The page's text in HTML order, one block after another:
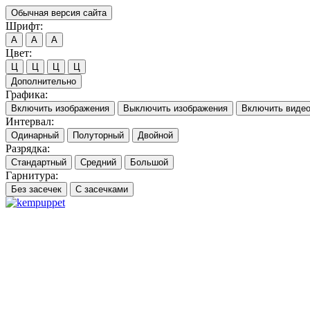
Обычная версия сайта
Шрифт:
A A A
Цвет:
Ц Ц Ц
Ц
Дополнительно
Графика:
Включить изображения Выключить изображения Включить видео
Интервал:
Одинарный Полуторный Двойной
Разрядка:
Стандартный Средний Большой
Гарнитура:
Без засечек С засечками